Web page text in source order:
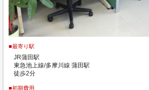
■最寄り駅
JR蒲田駅
東急池上線/多摩川線 蒲田駅
徒歩2分
■初期費用